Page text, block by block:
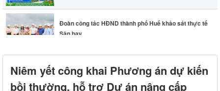
Đoàn công tác HĐND thành phố Huế khảo sát thực tế
Sân bay...
Lãnh đạo phường Long Thành chỉ đạo khẩn trương
khắc phục hư...
Niêm yết công khai Phương án dự kiến
bồi thường, hỗ trợ Dự án nâng cấp